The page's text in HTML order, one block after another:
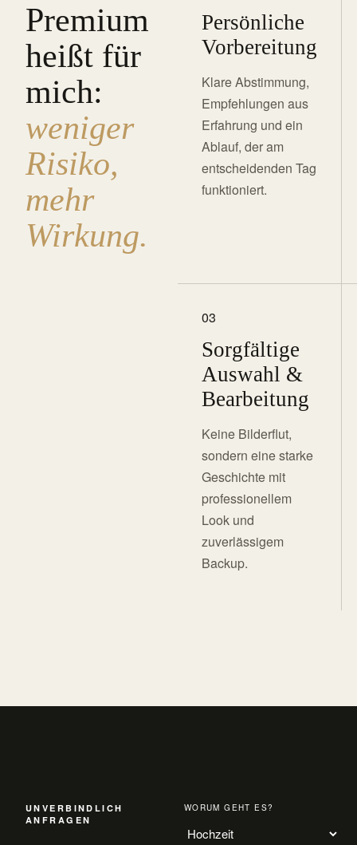
Premium
heißt für
mich:
weniger
Risiko,
mehr
Wirkung.
Persönliche
Vorbereitung
Klare Abstimmung,
Empfehlungen aus
Erfahrung und ein
Ablauf, der am
entscheidenden Tag
funktioniert.
03
Sorgfältige
Auswahl &
Bearbeitung
Keine Bilderflut,
sondern eine starke
Geschichte mit
professionellem
Look und
zuverlässigem
Backup.
UNVERBINDLICH
ANFRAGEN
WORUM GEHT ES?